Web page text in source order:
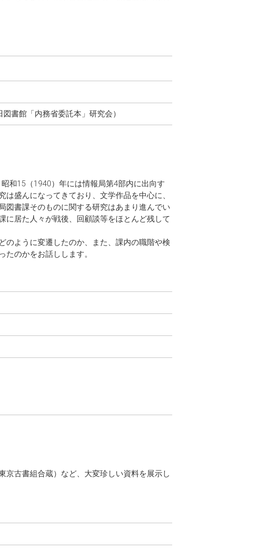
書館「内務省委託本」研究会）
和15（1940）年には情報局第4部内に出向す
盛んになってきており、文学作品を中心に、
図書課そのものに関する研究はあまり進んでい
に居た人々が戦後、回顧談等をほとんど残して
のように変遷したのか、また、課内の職階や検
のかをお話しします。
京古書組合蔵）など、大変珍しい資料を展示し